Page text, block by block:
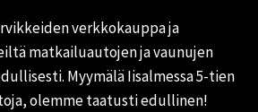
verkkokauppa ja
matkailuautojen ja vaunujen
Myymälä Iisalmessa 5-tien
olemme taatusti edullinen!